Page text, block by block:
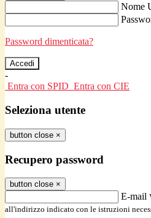
Nome
Password dimenticata?
-
Entra con SPID Entra con CIE
Seleziona utente
button close ×
Recupero password
button close ×
E-mail
all'indirizzo indicato con le istruzioni